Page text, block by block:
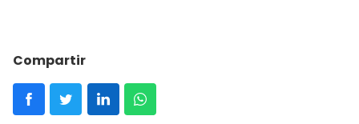
Compartir